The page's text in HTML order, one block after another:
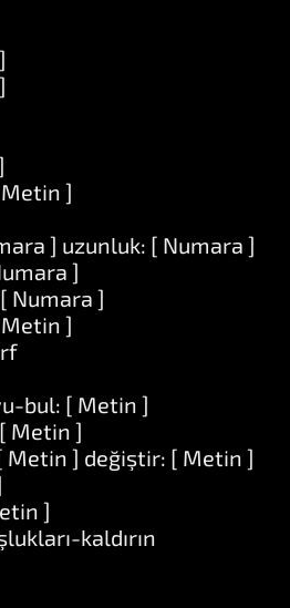
]
] uzunluk: [ Numara ]
]
Numara ]
]
bul: [ Metin ]
Metin ]
Metin ] değiştir: [ Metin ]
]
kaldırın